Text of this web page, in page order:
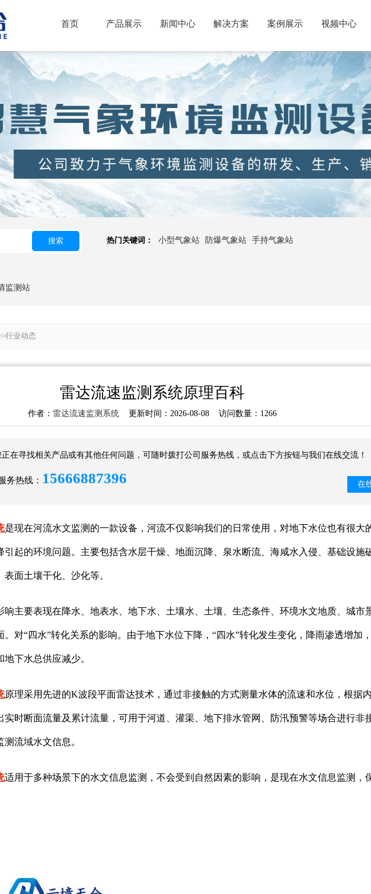
首页 产品展示 新闻中心 解决方案 案例展示 视频中心
搜索 热门关键词： 小型气象站 防爆气象站 手持气象站
监测站
行业动态
雷达流速监测系统原理百科
作者： 雷达流速监测系统更新时间：2026-08-08 访问数量：1266
在寻找相关产品或有其他任何问题，可随时拨打公司服务热线，或点击下方按钮与我们在线交流！
务热线： 15666887396 在
是现在河流水文监测的一款设备，河流不仅影响我们的日常使用，对地下水位也有很大
引起的环境问题。主要包括含水层干燥、地面沉降、泉水断流、海咸水入侵、基础设施
面土壤干化、沙化等。
响主要表现在降水、地表水、地下水、土壤水、土壤、生态条件、环境水文地质、城市
。对“四水”转化关系的影响。由于地下水位下降，“四水”转化发生变化，降雨渗透增加
下水总供应减少。
原理采用先进的K波段平面雷达技术，通过非接触的方式测量水体的流速和水位，根据
实时断面流量及累计流量，可用于河道、灌渠、地下排水管网、防汛预警等场合进行非
流域水文信息。
适用于多种场景下的水文信息监测，不会受到自然因素的影响，是现在水文信息监测，